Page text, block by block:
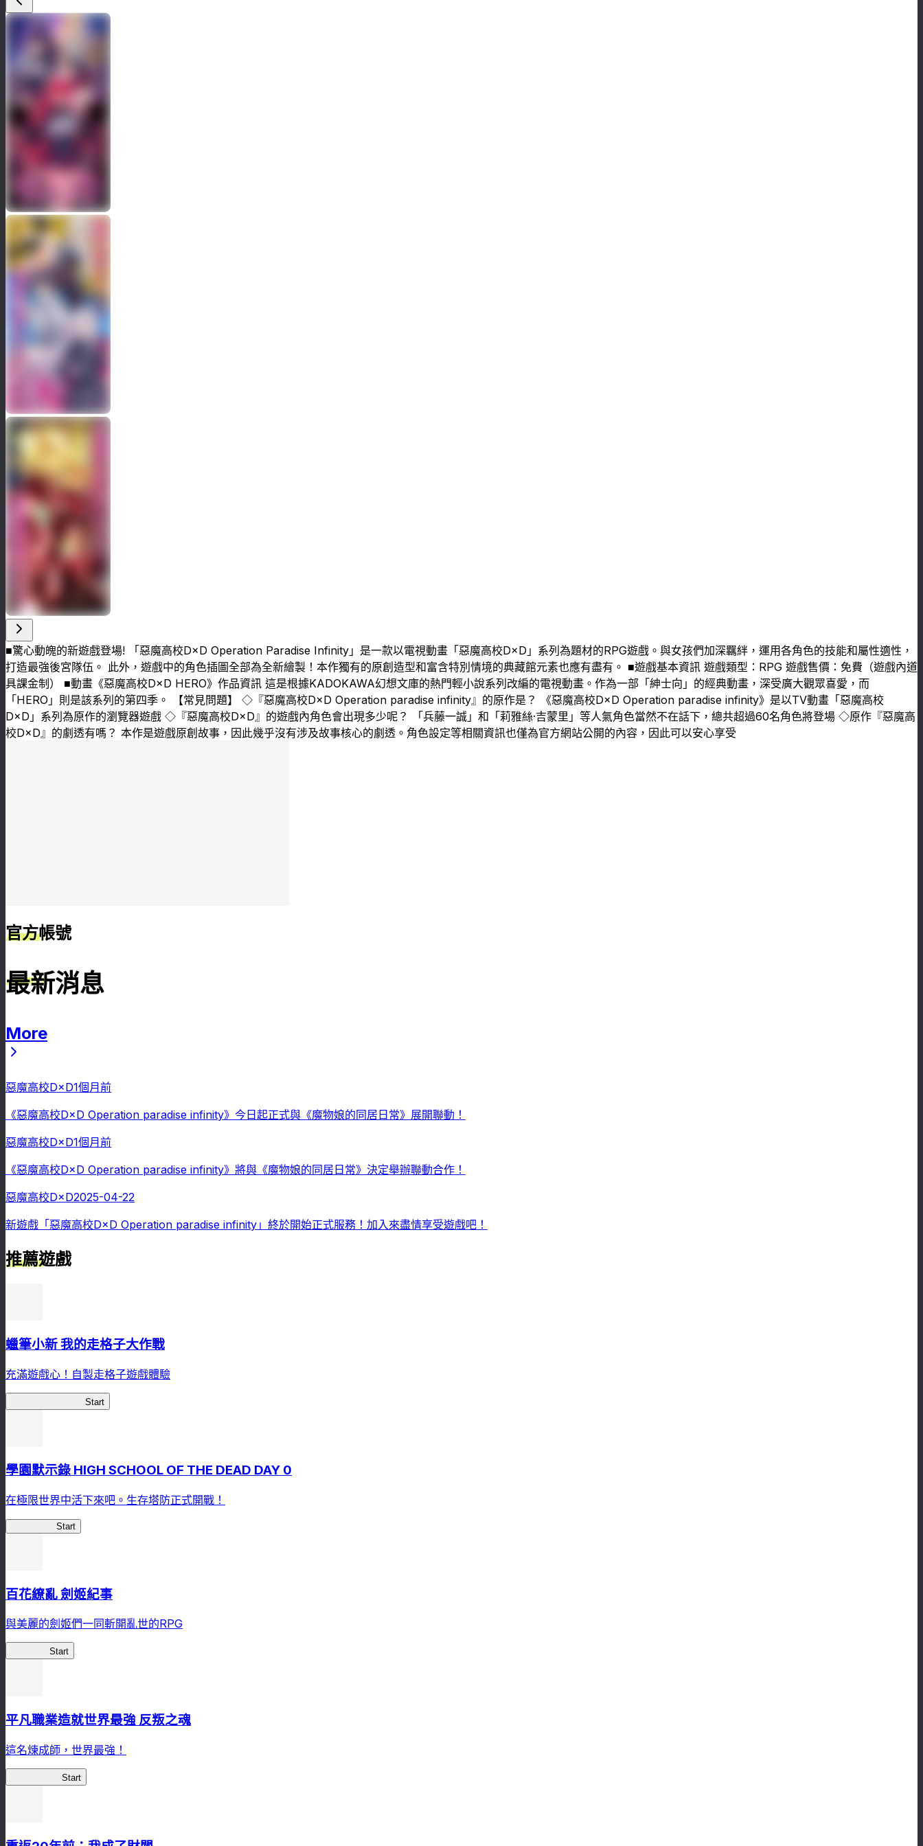
■驚心動魄的新遊戲登場! 「惡魔高校D×D Operation Paradise Infinity」是一款以電視動畫「惡魔高校D×D」系列為題材的RPG遊戲。與女孩們加深羈絆，運用各角色的技能和屬性適性，
打造最強後宮隊伍。 此外，遊戲中的角色插圖全部為全新繪製！本作獨有的原創造型和富含特別情境的典藏館元素也應有盡有。 ■遊戲基本資訊 遊戲類型：RPG 遊戲售價：免費（遊戲內道
具課金制） ■動畫《惡魔高校D×D HERO》作品資訊 這是根據KADOKAWA幻想文庫的熱門輕小說系列改編的電視動畫。作為一部「紳士向」的經典動畫，深受廣大觀眾喜愛，而
「HERO」則是該系列的第四季。 【常見問題】 ◇『惡魔高校D×D Operation paradise infinity』的原作是？ 《惡魔高校D×D Operation paradise infinity》是以TV動畫「惡魔高校
D×D」系列為原作的瀏覽器遊戲 ◇『惡魔高校D×D』的遊戲內角色會出現多少呢？ 「兵藤一誠」和「莉雅絲·吉蒙里」等人氣角色當然不在話下，總共超過60名角色將登場 ◇原作『惡魔高
校D×D』的劇透有嗎？ 本作是遊戲原創故事，因此幾乎沒有涉及故事核心的劇透。角色設定等相關資訊也僅為官方網站公開的內容，因此可以安心享受
官方帳號
最新消息
More
惡魔高校D×D1個月前
《惡魔高校D×D Operation paradise infinity》今日起正式與《魔物娘的同居日常》展開聯動！
惡魔高校D×D1個月前
《惡魔高校D×D Operation paradise infinity》將與《魔物娘的同居日常》決定舉辦聯動合作！
惡魔高校D×D2025-04-22
新遊戲「惡魔高校D×D Operation paradise infinity」終於開始正式服務！加入來盡情享受遊戲吧！
推薦遊戲
蠟筆小新 我的走格子大作戰
充滿遊戲心！自製走格子遊戲體驗
Start
學園默示錄 HIGH SCHOOL OF THE DEAD DAY 0
在極限世界中活下來吧。生存塔防正式開戰！
Start
百花繚亂 劍姬紀事
與美麗的劍姬們一同斬開亂世的RPG
Start
平凡職業造就世界最強 反叛之魂
這名煉成師，世界最強！
Start